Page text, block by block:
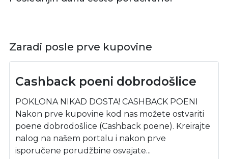
Zaradi posle prve kupovine
Cashback poeni dobrodošlice
POKLONA NIKAD DOSTA! CASHBACK POENI
Nakon prve kupovine kod nas možete ostvariti
poene dobrodošlice (Cashback poene). Kreirajte
nalog na našem portalu i nakon prve
isporučene porudžbine osvajate...